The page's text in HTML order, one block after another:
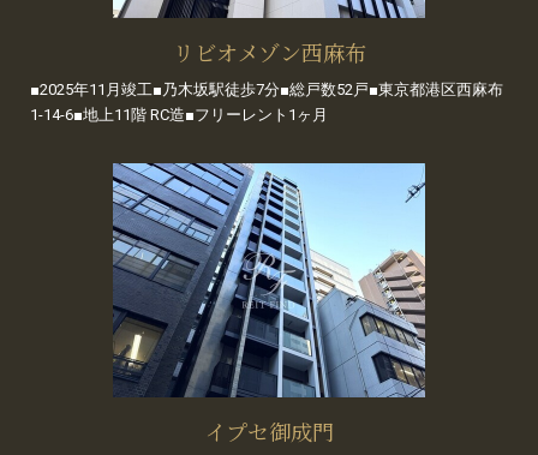
リビオメゾン西麻布
■2025年11月竣工■乃木坂駅徒歩7分■総戸数52戸■東京都港区西麻布
1-14-6■地上11階 RC造■フリーレント1ヶ月
イプセ御成門